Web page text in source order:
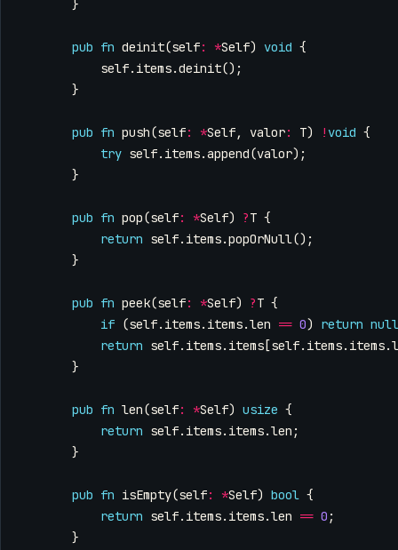
}
pub fn deinit(self: *Self) void {
self. items.deinit();
}
pub fn push(self: *Self, valor: T) ! void {
try self. items.append(valor);
}
pub fn pop(self: *Self) ?T {
return self. items.popOrNull();
}
pub fn peek(self: *Self) ?T {
if (self. items. items.len == 0) return null
return self. items. items [self. items. items.
}
pub fn len(self: *Self) usize {
return self. items. items.len ;
}
pub fn isEmpty(self: *Self) bool {
return self. items. items.len == 0 ;
}